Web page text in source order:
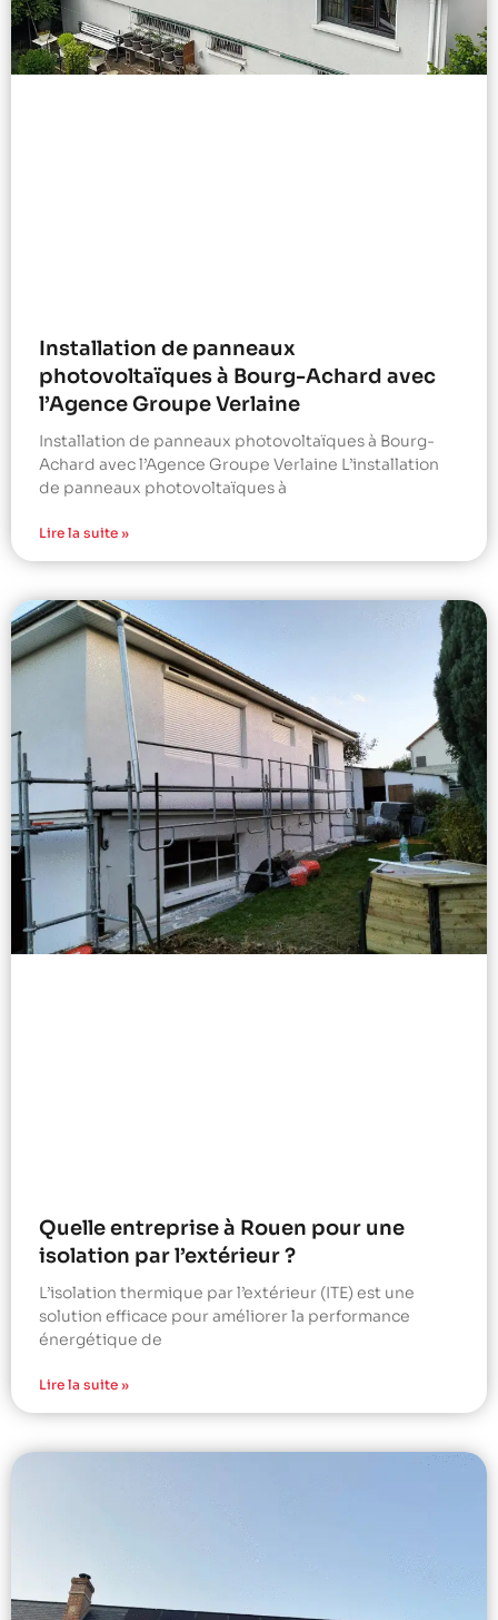
Installation de panneaux
photovoltaïques à Bourg-Achard avec
l’Agence Groupe Verlaine
Installation de panneaux photovoltaïques à Bourg-
Achard avec l’Agence Groupe Verlaine L’installation
de panneaux photovoltaïques à
Lire la suite »
Quelle entreprise à Rouen pour une
isolation par l’extérieur ?
L’isolation thermique par l’extérieur (ITE) est une
solution efficace pour améliorer la performance
énergétique de
Lire la suite »